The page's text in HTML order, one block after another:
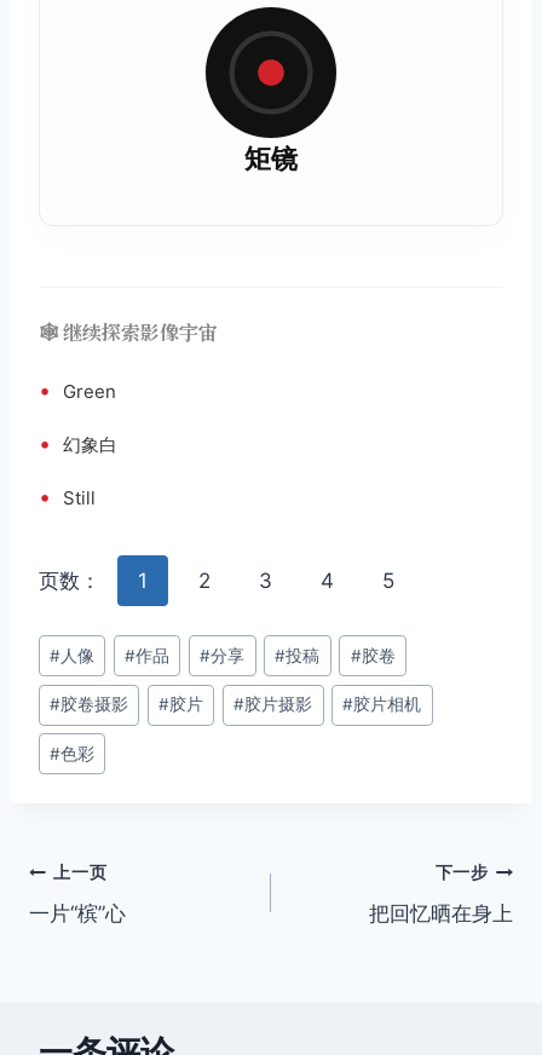
矩镜
🕸️ 继续探索影像宇宙
• Green
• 幻象白
• Still
页数： 1 2 3 4 5
文
章
标
签：
#人像 #作品 #分享 #投稿 #胶卷
#胶卷摄影 #胶片 #胶片摄影 #胶片相机
#色彩
文
章
上一页
一片“槟”心
下一步
把回忆晒在身上